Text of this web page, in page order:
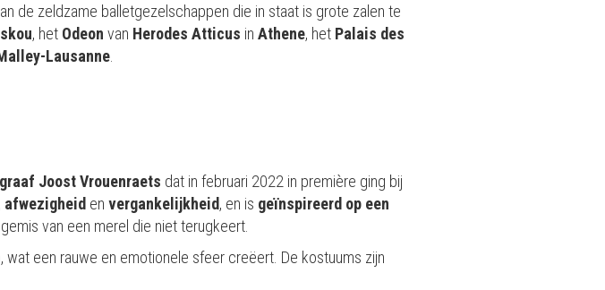
de zeldzame balletgezelschappen die in staat is grote zalen te
, het Odeon van Herodes Atticus in Athene, het Palais des
Lausanne
Joost Vrouenraets dat in februari 2022 in première ging bij
afwezigheid en vergankelijkheid, en is geïnspireerd op een
van een merel die niet terugkeert.
, wat een rauwe en emotionele sfeer creëert. De kostuums zijn